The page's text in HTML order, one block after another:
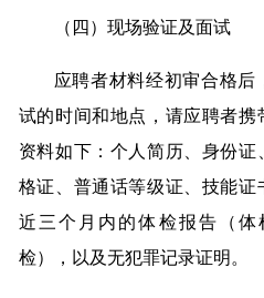
（四）现场验证及面试
应聘者材料经初审合格
试的时间和地点，请应聘者
资料如下：个人简历、身份
格证、普通话等级证、技能证
近三个月内的体检报告（
检），以及无犯罪记录证明。